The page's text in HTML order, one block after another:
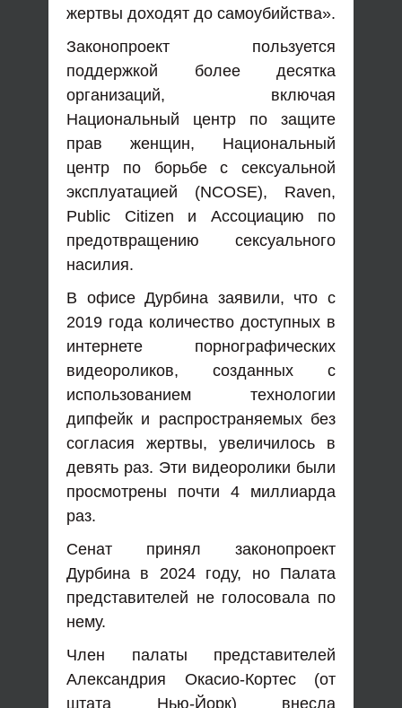
жертвы доходят до самоубийства».
Законопроект пользуется
поддержкой более десятка
организаций, включая
Национальный центр по защите
прав женщин, Национальный
центр по борьбе с сексуальной
эксплуатацией (NCOSE), Raven,
Public Citizen и Ассоциацию по
предотвращению сексуального
насилия.
В офисе Дурбина заявили, что с
2019 года количество доступных в
интернете порнографических
видеороликов, созданных с
использованием технологии
дипфейк и распространяемых без
согласия жертвы, увеличилось в
девять раз. Эти видеоролики были
просмотрены почти 4 миллиарда
раз.
Сенат принял законопроект
Дурбина в 2024 году, но Палата
представителей не голосовала по
нему.
Член палаты представителей
Александрия Окасио-Кортес (от
штата Нью-Йорк) внесла